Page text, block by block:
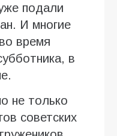
подали
И многие
время
в
не только
советских